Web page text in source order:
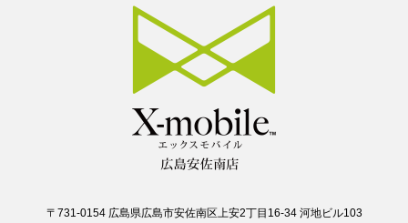
〒731-0154 広島県広島市安佐南区上安2丁目16-34 河地ビル103